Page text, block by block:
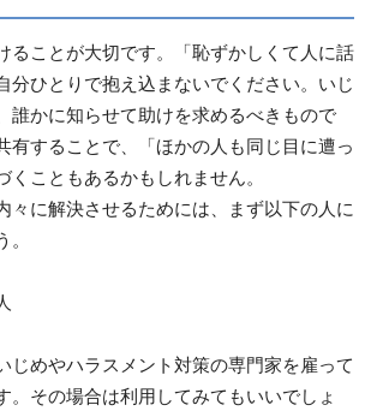
ることが大切です。「恥ずかしくて人に話
分ひとりで抱え込まないでください。いじ
誰かに知らせて助けを求めるべきもので
有することで、「ほかの人も同じ目に遭っ
くこともあるかもしれません。
々に解決させるためには、まず以下の人に
じめやハラスメント対策の専門家を雇って
。その場合は利用してみてもいいでしょ